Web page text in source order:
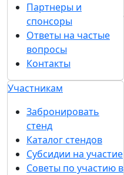
Партнеры и
спонсоры
Ответы на частые
вопросы
Контакты
Участникам
Забронировать
стенд
Каталог стендов
Субсидии на участие
Советы по участию в